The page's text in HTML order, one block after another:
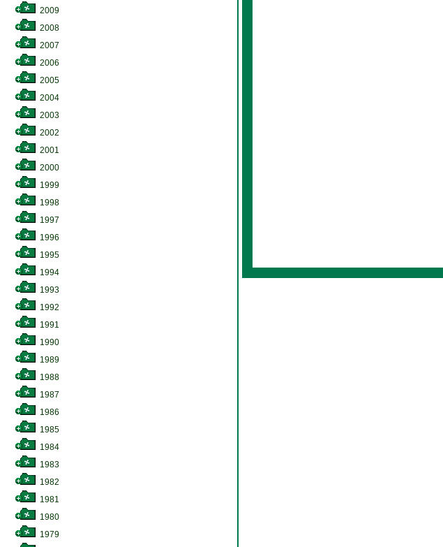
2009
2008
2007
2006
2005
2004
2003
2002
2001
2000
1999
1998
1997
1996
1995
1994
1993
1992
1991
1990
1989
1988
1987
1986
1985
1984
1983
1982
1981
1980
1979